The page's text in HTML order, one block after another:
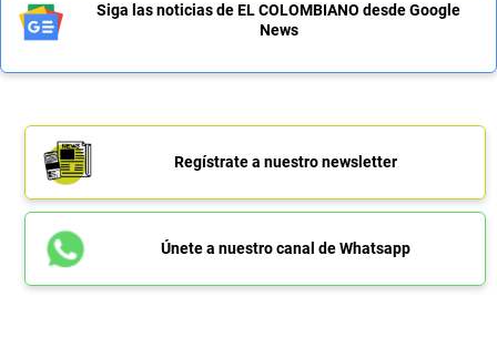
Siga las noticias de EL COLOMBIANO desde Google
News
Regístrate a nuestro newsletter
Únete a nuestro canal de Whatsapp